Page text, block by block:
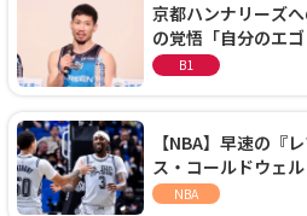
京都ハンナリーズ
の覚悟「自分のエ
に、京都に来たわけ
B1
【NBA】早速の『
ス・コールドウェ
ーズに1年契約で加入
NBA